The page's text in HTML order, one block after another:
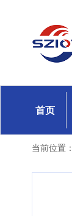
首页
当前位置：